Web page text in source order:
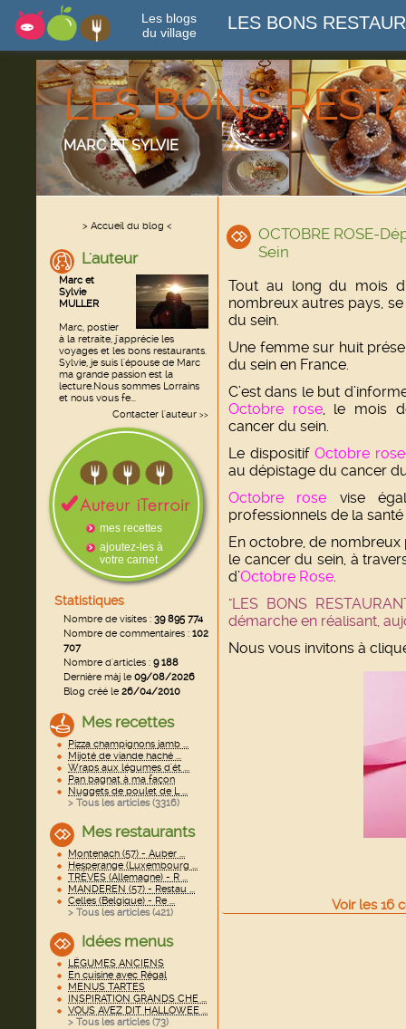
Les blogs
du village
LES BONS
LES BONS
MARC ET SYLVIE
> Accueil du blog <
L'auteur
Marc et
Sylvie
MULLER
Marc, postier
à la retraite, j'apprécie les
voyages et les bons restaurants.
Sylvie, je suis l'épouse de Marc
ma grande passion est la
lecture.Nous sommes Lorrains
et nous vous fe...
Contacter l'auteur >>
mes recettes
ajoutez-les à
votre carnet
Statistiques
Nombre de visites : 39 895 774
Nombre de commentaires : 102
707
Nombre d'articles : 9 188
Dernière màj le09/08/2026
Blog créé le26/04/2010
Mes recettes
Pizza champignons jamb ...
Mijoté de viande haché ...
Wraps aux légumes d'ét ...
Pan bagnat à ma façon
Nuggets de poulet de L ...
> Tous les articles (3316)
Mes restaurants
Montenach (57) - Auber ...
Hesperange (Luxembourg ...
TRÈVES (Allemagne) - R ...
MANDEREN (57) - Restau ...
Celles (Belgique) - Re ...
> Tous les articles (421)
Idées menus
LÉGUMES ANCIENS
En cuisine avec Régal
MENUS TARTES
INSPIRATION GRANDS CHE ...
VOUS AVEZ DIT HALLOWEE ...
> Tous les articles (73)
OCTOBRE ROSE-
Sein
Tout au long du mois
nombreux autres pays,
du sein.
Une femme sur huit
du sein en France.
C’est dans le but
Octobre rose, le mois
cancer du sein.
Le dispositifOctobre rose
au dépistage du cancer
Octobre rose vise
professionnels de la
En octobre,de nombreux
le cancer du sein, à
d’Octobre Rose.
"LES BONS
démarche en réalisant,
Nous vous invitons à
Voir les16